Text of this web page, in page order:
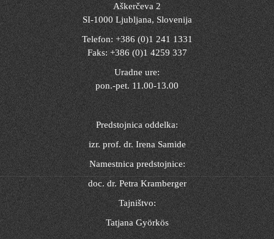
Aškerčeva 2
SI-1000 Ljubljana, Slovenija
Telefon: +386 (0)1 241 1331
Faks: +386 (0)1 4259 337
Uradne ure:
pon.-pet. 11.00-13.00
Predstojnica oddelka:
izr. prof. dr. Irena Samide
Namestnica predstojnice:
doc. dr. Petra Kramberger
Tajništvo:
Tatjana Györkös